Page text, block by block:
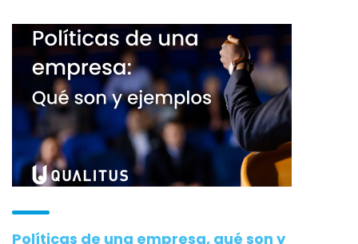
Políticas de una empresa, qué son y